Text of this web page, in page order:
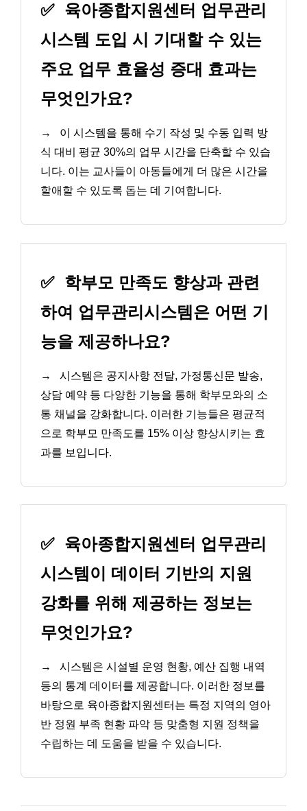
✅ 육아종합지원센터 업무관리
시스템 도입 시 기대할 수 있는
주요 업무 효율성 증대 효과는
무엇인가요?
→
이 시스템을 통해 수기 작성 및 수동 입력 방
식 대비 평균 30%의 업무 시간을 단축할 수 있습
니다. 이는 교사들이 아동들에게 더 많은 시간을
할애할 수 있도록 돕는 데 기여합니다.
✅ 학부모 만족도 향상과 관련
하여 업무관리시스템은 어떤 기
능을 제공하나요?
→
시스템은 공지사항 전달, 가정통신문 발송,
상담 예약 등 다양한 기능을 통해 학부모와의 소
통 채널을 강화합니다. 이러한 기능들은 평균적
으로 학부모 만족도를 15% 이상 향상시키는 효
과를 보입니다.
✅ 육아종합지원센터 업무관리
시스템이 데이터 기반의 지원
강화를 위해 제공하는 정보는
무엇인가요?
→
시스템은 시설별 운영 현황, 예산 집행 내역
등의 통계 데이터를 제공합니다. 이러한 정보를
바탕으로 육아종합지원센터는 특정 지역의 영아
반 정원 부족 현황 파악 등 맞춤형 지원 정책을
수립하는 데 도움을 받을 수 있습니다.